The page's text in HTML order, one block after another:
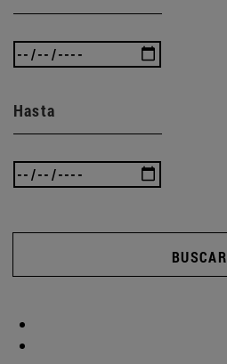
Hasta
BUSCAR